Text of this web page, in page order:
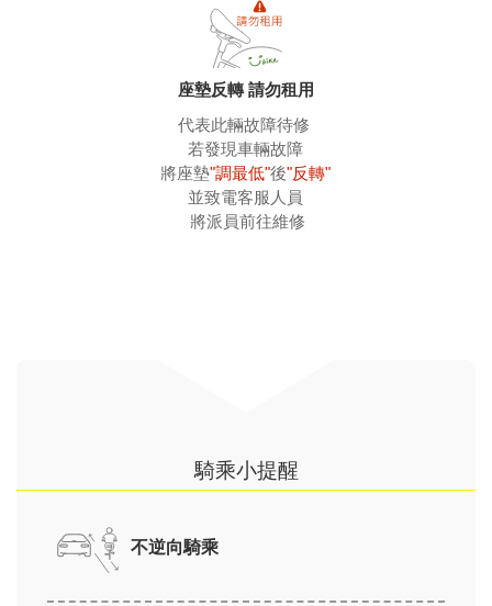
座墊反轉 請勿租用
代表此輛故障待修
若發現車輛故障
將座墊"調最低"後"反轉"
並致電客服人員
將派員前往維修
騎乘小提醒
不逆向騎乘